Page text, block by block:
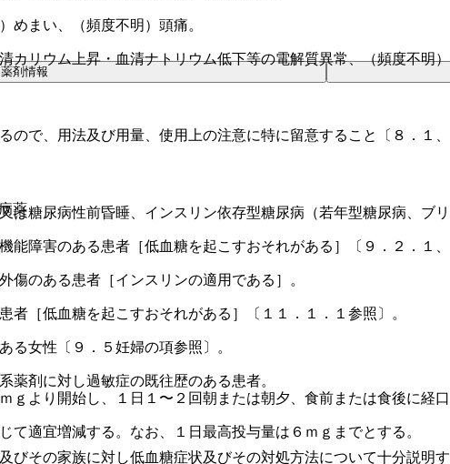
まい、（頻度不明）頭痛。
リウム上昇・血清ナトリウム低下等の電解質異常、（頻度不明
ので、用法及び用量、使用上の注意に特に留意すること〔８．１、
糖尿病性前昏睡、インスリン依存型糖尿病（若年型糖尿病、ブ
障害のある患者［低血糖を起こすおそれがある］〔９．２．１
のある患者［インスリンの適用である］。
［低血糖を起こすおそれがある］〔１１．１．１参照〕。
女性〔９．５妊婦の項参照〕。
剤に対し過敏症の既往歴のある患者。
その家族に対し低血糖症状及びその対処方法について十分説明
薬剤情報
薬
ｇより開始し、１日１〜２回朝または朝夕、食前または食後に経口
て適宜増減する。なお、１日最高投与量は６ｍｇまでとする。